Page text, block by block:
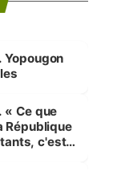
Yopougon
« Ce que
République
c'est